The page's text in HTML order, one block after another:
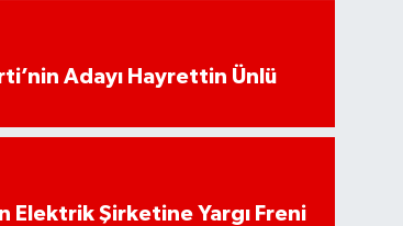
Adayı Hayrettin Ünlü
Elektrik Şirketine Yargı Freni